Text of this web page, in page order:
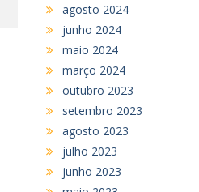
agosto 2024
junho 2024
maio 2024
março 2024
outubro 2023
setembro 2023
agosto 2023
julho 2023
junho 2023